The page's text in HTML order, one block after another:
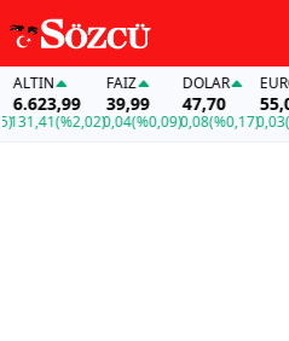
(%2,02)
FAİZ
39,99
0,04(%0,09)
DOLAR
47,70
0,08(%0,17)
EURO
55,04
0,03